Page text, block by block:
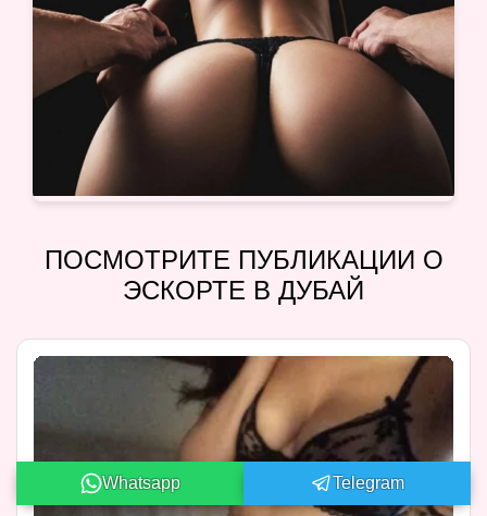
ПОСМОТРИТЕ ПУБЛИКАЦИИ О
ЭСКОРТЕ В ДУБАЙ
Whatsapp Telegram